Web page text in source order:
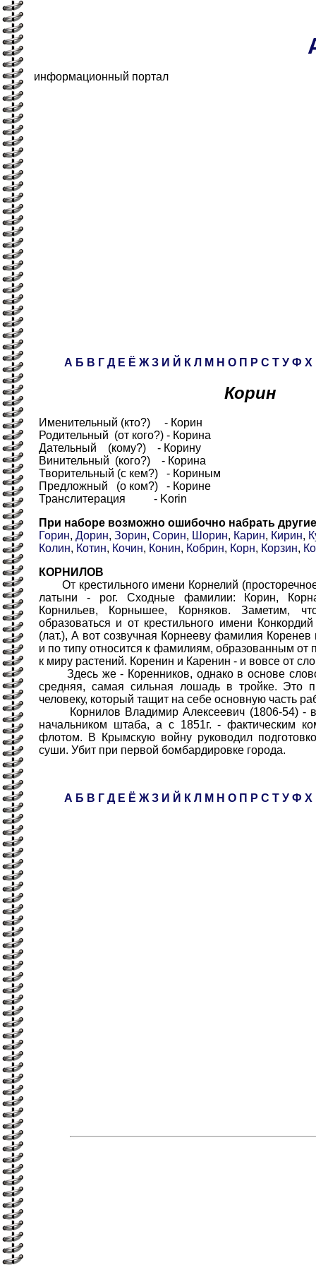
информационный портал
А Б В Г Д Е Ё Ж З И Й К Л М Н О П Р С Т У Ф Х
Корин
Именительный (кто?) - Корин
Родительный (от кого?) - Корина
Дательный (кому?) - Корину
Винительный (кого?) - Корина
Творительный (с кем?) - Кориным
Предложный (о ком?) - Корине
Транслитерация - Korin
При наборе возможно ошибочно набрать
Горин, Дорин, Зорин, Сорин, Шорин, Карин, Кирин,
Колин, Котин, Кочин, Конин, Кобрин, Корн, Корзин,
КОРНИЛОВ
От крестильного имени Корнелий (просторечное
латыни - рог. Сходные фамилии: Корин,
Корнильев, Корнышее, Корняков. Заметим,
образоваться и от крестильного имени
(лат.), А вот созвучная Корнееву фамилия
и по типу относится к фамилиям, образованным от
к миру растений. Коренин и Каренин - и вовсе от
Здесь же - Коренников, однако в основе слово
средняя, самая сильная лошадь в тройке. Это
человеку, который тащит на себе основную часть
Корнилов Владимир Алексеевич (1806-54) -
начальником штаба, а с 1851г. - фактическим
флотом. В Крымскую войну руководил
суши. Убит при первой бомбардировке города.
А Б В Г Д Е Ё Ж З И Й К Л М Н О П Р С Т У Ф Х